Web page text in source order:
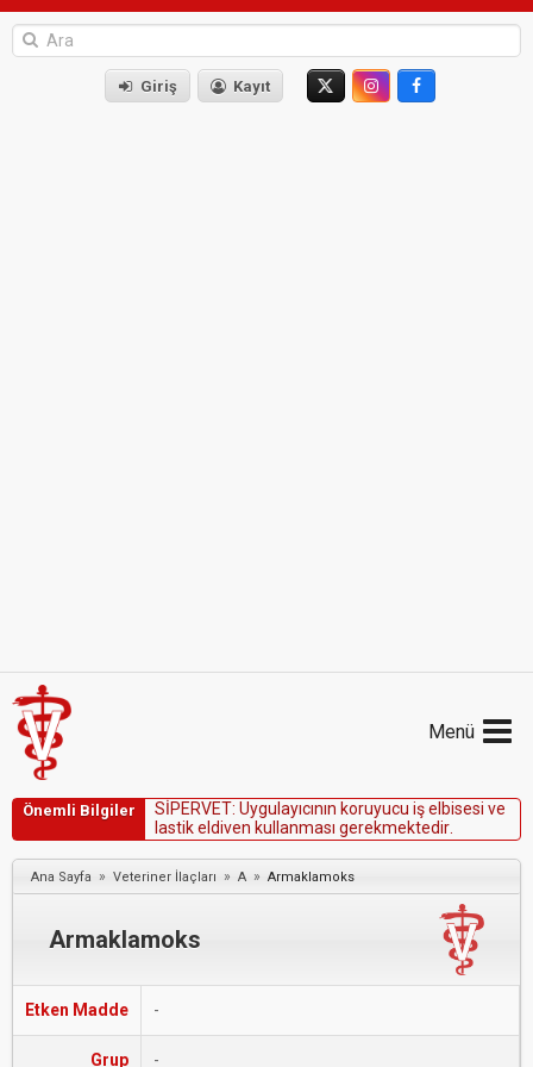
Giriş Kayıt
Menü
Önemli Bilgiler SİPERVET: Uygu ayıcının koruyucu işe bisesi ve
astike diven ku anması gerekmektedir
Ana Sayfa » Veteriner İlaçları » A » Armaklamoks
Armaklamoks
Etken Madde -
Grup -